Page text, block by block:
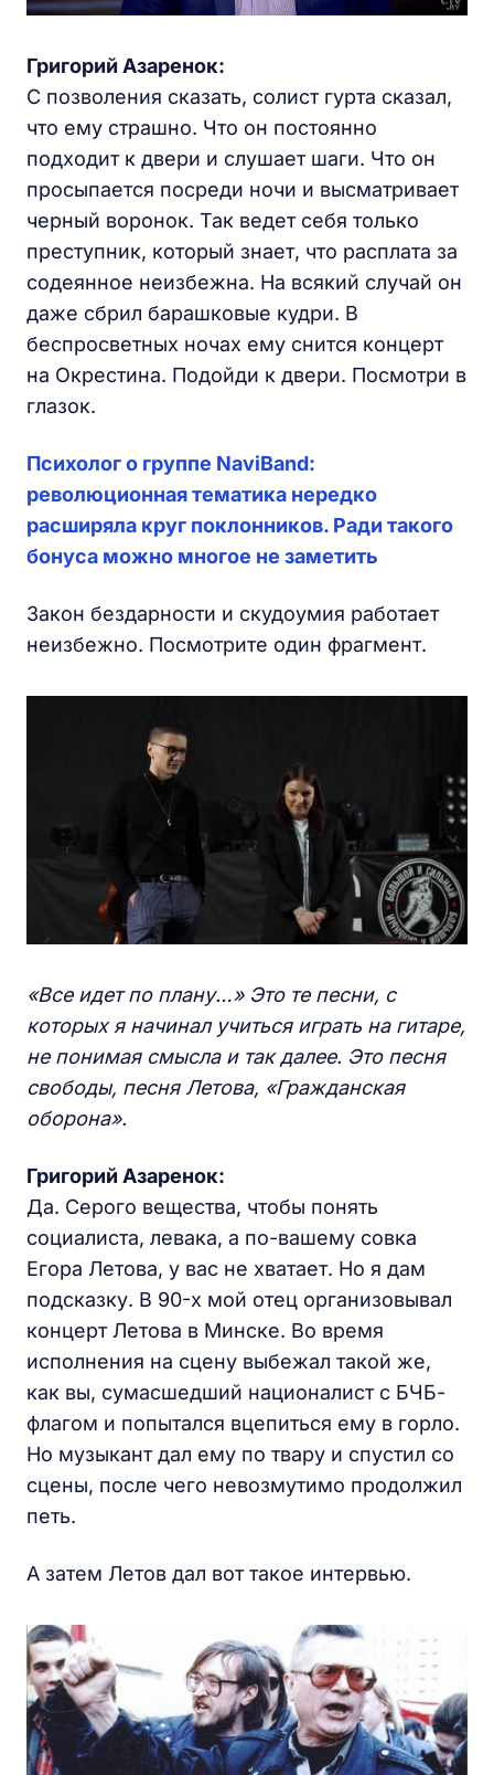
Григорий Азаренок:
С позволения сказать, солист гурта сказал,
что ему страшно. Что он постоянно
подходит к двери и слушает шаги. Что он
просыпается посреди ночи и высматривает
черный воронок. Так ведет себя только
преступник, который знает, что расплата за
содеянное неизбежна. На всякий случай он
даже сбрил барашковые кудри. В
беспросветных ночах ему снится концерт
на Окрестина. Подойди к двери. Посмотри в
глазок.
Психолог о группе NaviBand:
революционная тематика нередко
расширяла круг поклонников. Ради такого
бонуса можно многое не заметить
Закон бездарности и скудоумия работает
неизбежно. Посмотрите один фрагмент.
«Все идет по плану…» Это те песни, с
которых я начинал учиться играть на гитаре,
не понимая смысла и так далее. Это песня
свободы, песня Летова, «Гражданская
оборона».
Григорий Азаренок:
Да. Серого вещества, чтобы понять
социалиста, левака, а по-вашему совка
Егора Летова, у вас не хватает. Но я дам
подсказку. В 90-х мой отец организовывал
концерт Летова в Минске. Во время
исполнения на сцену выбежал такой же,
как вы, сумасшедший националист с БЧБ-
флагом и попытался вцепиться ему в горло.
Но музыкант дал ему по твару и спустил со
сцены, после чего невозмутимо продолжил
петь.
А затем Летов дал вот такое интервью.